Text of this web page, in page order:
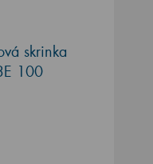
skrinka
100